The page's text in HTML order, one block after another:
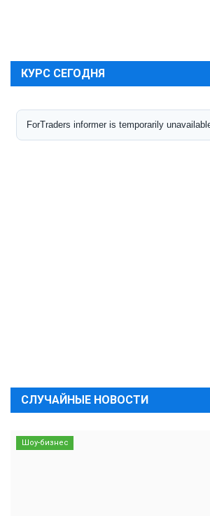
КУРС СЕГОДНЯ
СЛУЧАЙНЫЕ НОВОСТИ
Шоу-бизнес